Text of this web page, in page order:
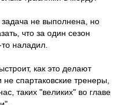
не выполнена, но
что за один сезон
наладил.
как это делают
спартаковские тренеры,
таких "великих" во главе